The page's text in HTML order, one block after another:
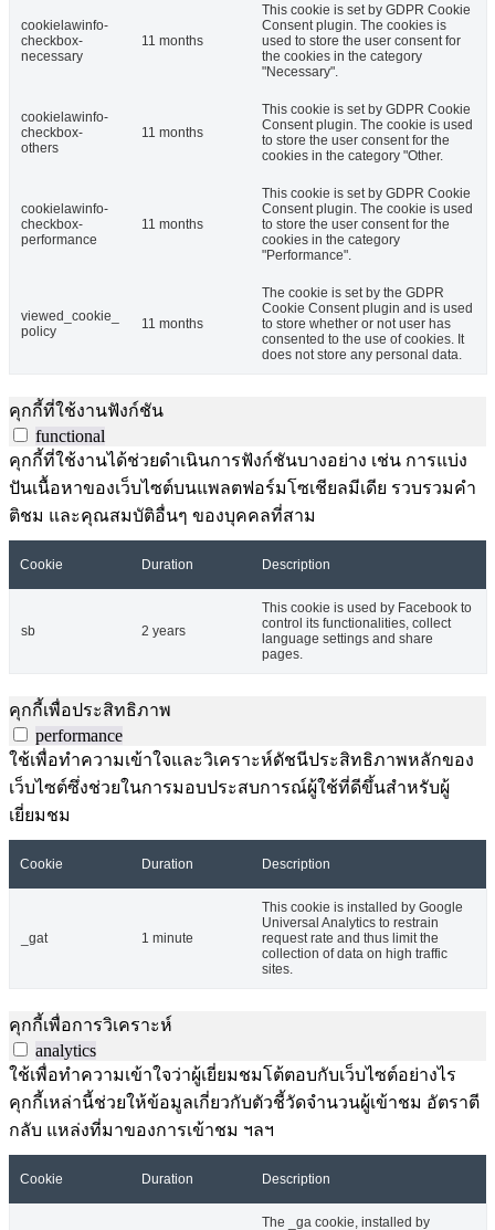
cookielawinfo-
checkbox-
necessary
11 months
This cookie is set by GDPR Cookie
Consent plugin. The cookies is
used to store the user consent for
the cookies in the category
"Necessary".
cookielawinfo-
checkbox-
others
11 months
This cookie is set by GDPR Cookie
Consent plugin. The cookie is used
to store the user consent for the
cookies in the category "Other.
cookielawinfo-
checkbox-
performance
11 months
This cookie is set by GDPR Cookie
Consent plugin. The cookie is used
to store the user consent for the
cookies in the category
"Performance".
viewed_cookie_
policy
11 months
The cookie is set by the GDPR
Cookie Consent plugin and is used
to store whether or not user has
consented to the use of cookies. It
does not store any personal data.
คุกกี้ที่ใช้งานฟังก์ชัน
functional
คุกกี้ที่ใช้งานได้ช่วยดำเนินการฟังก์ชันบางอย่าง เช่น การแบ่ง
ปันเนื้อหาของเว็บไซต์บนแพลตฟอร์มโซเชียลมีเดีย รวบรวมคำ
ติชม และคุณสมบัติอื่นๆ ของบุคคลที่สาม
Cookie Duration Description
sb 2 years
This cookie is used by Facebook to
control its functionalities, collect
language settings and share
pages.
คุกกี้เพื่อประสิทธิภาพ
performance
ใช้เพื่อทำความเข้าใจและวิเคราะห์ดัชนีประสิทธิภาพหลักของ
เว็บไซต์ซึ่งช่วยในการมอบประสบการณ์ผู้ใช้ที่ดีขึ้นสำหรับผู้
เยี่ยมชม
Cookie Duration Description
_gat 1 minute
This cookie is installed by Google
Universal Analytics to restrain
request rate and thus limit the
collection of data on high traffic
sites.
คุกกี้เพื่อการวิเคราะห์
analytics
ใช้เพื่อทำความเข้าใจว่าผู้เยี่ยมชมโต้ตอบกับเว็บไซต์อย่างไร
คุกกี้เหล่านี้ช่วยให้ข้อมูลเกี่ยวกับตัวชี้วัดจำนวนผู้เข้าชม อัตราตี
กลับ แหล่งที่มาของการเข้าชม ฯลฯ
Cookie Duration Description
The _ga cookie, installed by